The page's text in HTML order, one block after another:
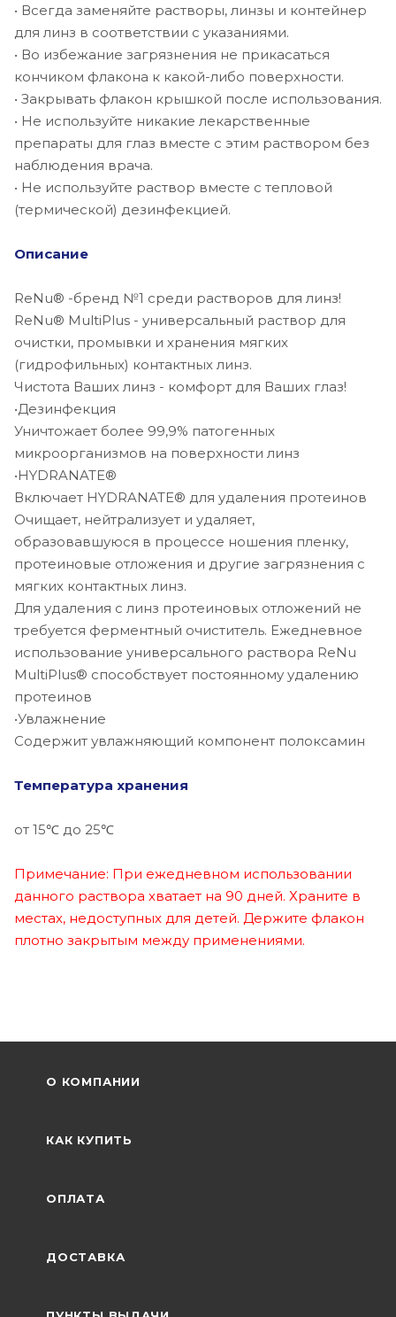
• Всегда заменяйте растворы, линзы и контейнер
для линз в соответствии с указаниями.
• Во избежание загрязнения не прикасаться
кончиком флакона к какой-либо поверхности.
• Закрывать флакон крышкой после использования.
• Не используйте никакие лекарственные
препараты для глаз вместе с этим раствором без
наблюдения врача.
• Не используйте раствор вместе с тепловой
(термической) дезинфекцией.
Описание
ReNu® -бренд №1 среди растворов для линз!
ReNu® MultiPlus - универсальный раствор для
очистки, промывки и хранения мягких
(гидрофильных) контактных линз.
Чистота Ваших линз - комфорт для Ваших глаз!
•Дезинфекция
Уничтожает более 99,9% патогенных
микроорганизмов на поверхности линз
•HYDRANATE®
Включает HYDRANATE® для удаления протеинов
Очищает, нейтрализует и удаляет,
образовавшуюся в процессе ношения пленку,
протеиновые отложения и другие загрязнения с
мягких контактных линз.
Для удаления с линз протеиновых отложений не
требуется ферментный очиститель. Ежедневное
использование универсального раствора ReNu
MultiPlus® способствует постоянному удалению
протеинов
•Увлажнение
Содержит увлажняющий компонент полоксамин
Температура хранения
от 15℃ до 25℃
Примечание: При ежедневном использовании
данного раствора хватает на 90 дней. Храните в
местах, недоступных для детей. Держите флакон
плотно закрытым между применениями.
О КОМПАНИИ
КАК КУПИТЬ
ОПЛАТА
ДОСТАВКА